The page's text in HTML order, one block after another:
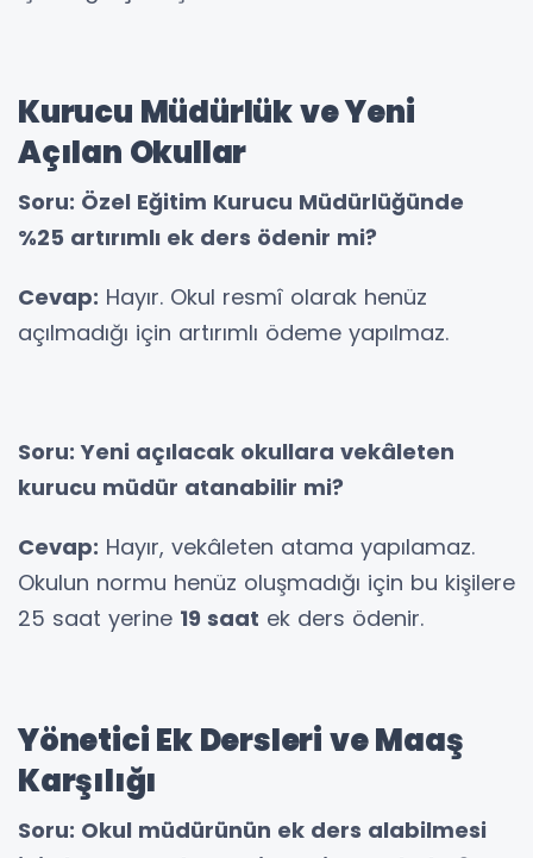
Kurucu Müdürlük ve Yeni
Açılan Okullar
Soru: Özel Eğitim Kurucu Müdürlüğünde
%25 artırımlı ek ders ödenir mi?
Cevap: Hayır. Okul resmî olarak henüz
açılmadığı için artırımlı ödeme yapılmaz.
Soru: Yeni açılacak okullara vekâleten
kurucu müdür atanabilir mi?
Cevap: Hayır, vekâleten atama yapılamaz.
Okulun normu henüz oluşmadığı için bu kişilere
25 saat yerine 19 saat ek ders ödenir.
Yönetici Ek Dersleri ve Maaş
Karşılığı
Soru: Okul müdürünün ek ders alabilmesi